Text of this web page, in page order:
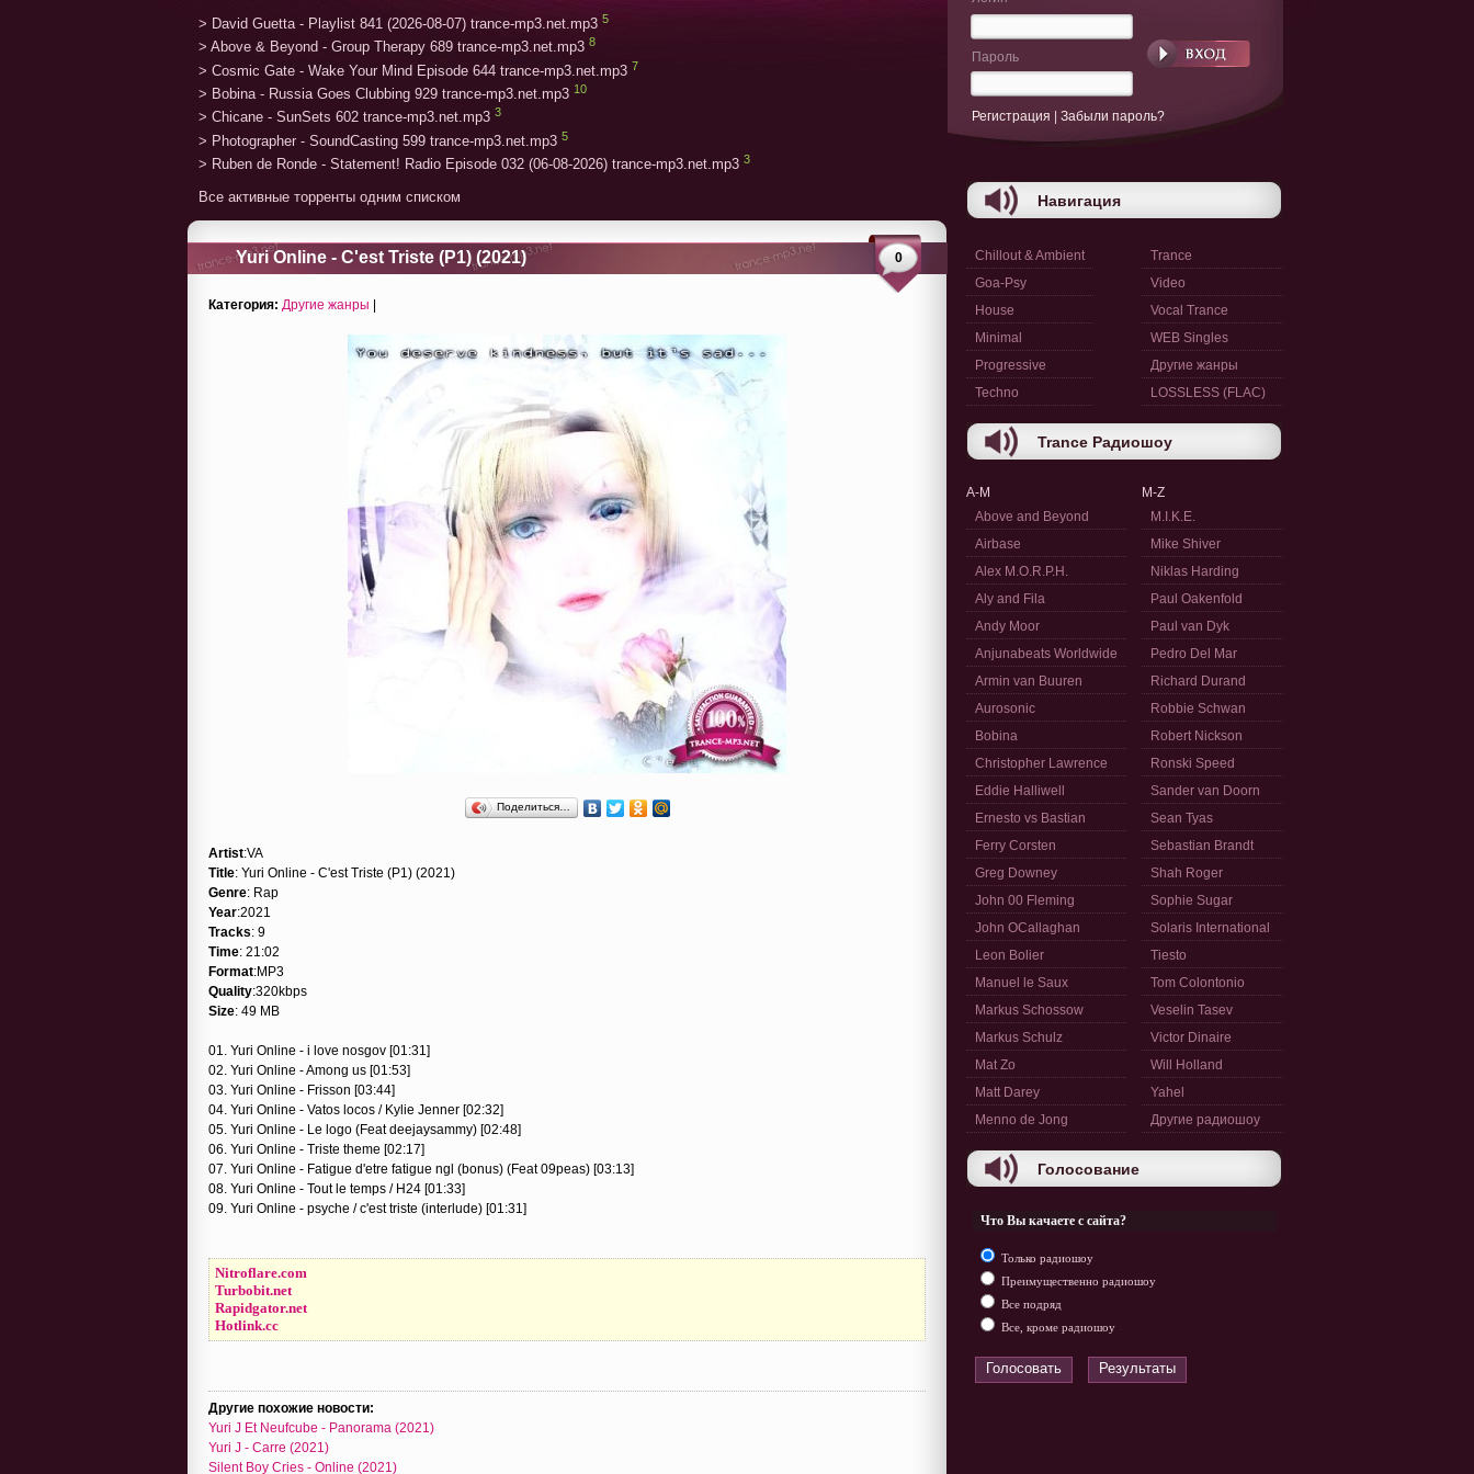
> David Guetta - Playlist 841 (2026-08-07) trance-mp3.net.mp3 5
> Above & Beyond - Group Therapy 689 trance-mp3.net.mp3 8
> Cosmic Gate - Wake Your Mind Episode 644 trance-mp3.net.mp3 7
> Bobina - Russia Goes Clubbing 929 trance-mp3.net.mp3 10
> Chicane - SunSets 602 trance-mp3.net.mp3 3
> Photographer - SoundCasting 599 trance-mp3.net.mp3 5
> Ruben de Ronde - Statement! Radio Episode 032 (06-08-2026) trance-mp3.net.mp3 3
Все активные торренты одним списком
Yuri Online - C'est Triste (P1) (2021) 0
Категория: Другие жанры |
Поделиться…
Artist:VA
Title: Yuri Online - C'est Triste (P1) (2021)
Genre: Rap
Year:2021
Tracks: 9
Time: 21:02
Format:MP3
Quality:320kbps
Size: 49 MB
01. Yuri Online - i love nosgov [01:31]
02. Yuri Online - Among us [01:53]
03. Yuri Online - Frisson [03:44]
04. Yuri Online - Vatos locos / Kylie Jenner [02:32]
05. Yuri Online - Le logo (Feat deejaysammy) [02:48]
06. Yuri Online - Triste theme [02:17]
07. Yuri Online - Fatigue d'etre fatigue ngl (bonus) (Feat 09peas) [03:13]
08. Yuri Online - Tout le temps / H24 [01:33]
09. Yuri Online - psyche / c'est triste (interlude) [01:31]
Nitroflare.com
Turbobit.net
Rapidgator.net
Hotlink.cc
Другие похожие новости:
Yuri J Et Neufcube - Panorama (2021)
Yuri J - Carre (2021)
Silent Boy Cries - Online (2021)
Пароль
Регистрация Забыли пароль?
Навигация
Chillout & Ambient
Goa-Psy
House
Minimal
Progressive
Techno
Trance
Video
Vocal Trance
WEB Singles
Другие жанры
LOSSLESS (FLAC)
Trance Радиошоу
A-M
Above and Beyond
Airbase
Alex M.O.R.P.H.
Aly and Fila
Andy Moor
Anjunabeats Worldwide
Armin van Buuren
Aurosonic
Bobina
Christopher Lawrence
Eddie Halliwell
Ernesto vs Bastian
Ferry Corsten
Greg Downey
John 00 Fleming
John OCallaghan
Leon Bolier
Manuel le Saux
Markus Schossow
Markus Schulz
Mat Zo
Matt Darey
Menno de Jong
M-Z
M.I.K.E.
Mike Shiver
Niklas Harding
Paul Oakenfold
Paul van Dyk
Pedro Del Mar
Richard Durand
Robbie Schwan
Robert Nickson
Ronski Speed
Sander van Doorn
Sean Tyas
Sebastian Brandt
Shah Roger
Sophie Sugar
Solaris International
Tiesto
Tom Colontonio
Veselin Tasev
Victor Dinaire
Will Holland
Yahel
Другие радиошоу
Голосование
Что Вы качаете с сайта?
Только радиошоу
Преимущественно радиошоу
Все подряд
Все, кроме радиошоу
Голосовать Результаты